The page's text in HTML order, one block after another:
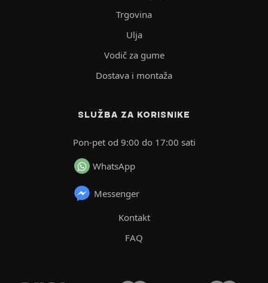
Trgovina
Ulja
Vodič za gume
Dostava i montaža
SLUŽBA ZA KORISNIKE
Pon-pet od 9:00 do 17:00 sati
WhatsApp
Messenger
Kontakt
FAQ